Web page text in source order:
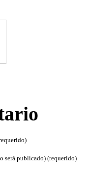
será publicado) (requerido)